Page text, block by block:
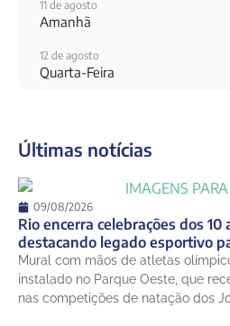
11 de agosto
Amanhã
12 de agosto
Quarta-Feira
14 de agosto
15 de agosto
Sábado
16 de agosto
Domingo
Últimas notícias
09/08/2026
Rio encerra celebrações dos 10
destacando legado esportivo
Mural com mãos de atletas
instalado no Parque Oeste, que
nas competições de natação dos